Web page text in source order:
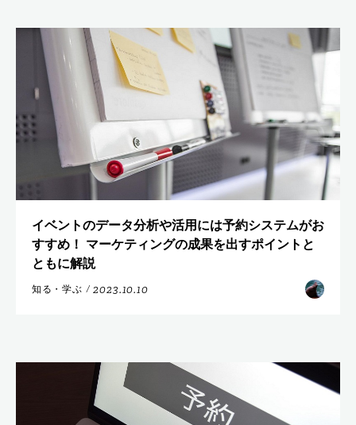
イベントのデータ分析や活用には予約システムがお
すすめ！ マーケティングの成果を出すポイントと
ともに解説
知る・学ぶ / 2023.10.10